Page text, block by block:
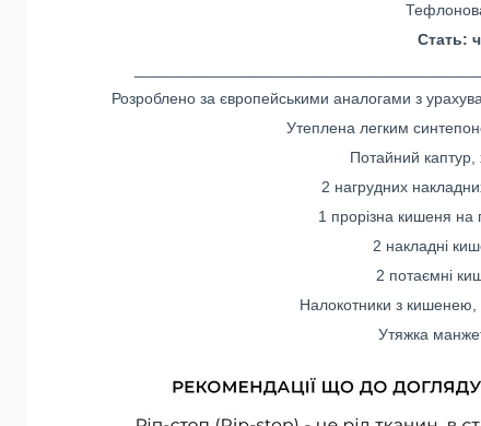
Стать:
Розроблено за європейськими аналогами з
Утеплена легким
Потайний каптур,
2 нагрудних
1 прорізна кишеня на
2 накладні
2 потаємні
Налокотники з кишенею,
Утяжка